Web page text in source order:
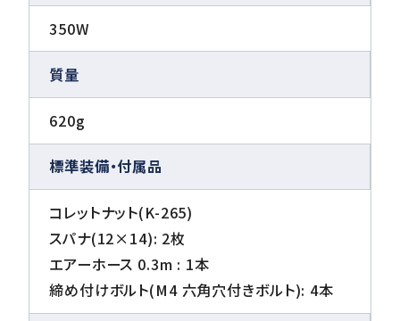
350W
質量
620g
標準装備・付属品
コレットナット(K-265)
スパナ(12×14): 2枚
エアーホース 0.3m : 1本
締め付けボルト(M4 六角穴付きボルト): 4本